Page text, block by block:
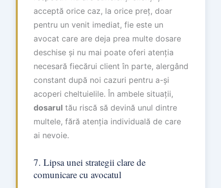
acceptă orice caz, la orice preț, doar
pentru un venit imediat, fie este un
avocat care are deja prea multe dosare
deschise și nu mai poate oferi atenția
necesară fiecărui client în parte, alergând
constant după noi cazuri pentru a-și
acoperi cheltuielile. În ambele situații,
dosarul tău riscă să devină unul dintre
multele, fără atenția individuală de care
ai nevoie.
7. Lipsa unei strategii clare de
comunicare cu avocatul